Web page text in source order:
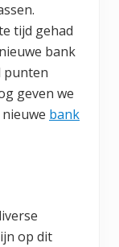
tijd gehad
bank
punten
geven we
bank
op dit